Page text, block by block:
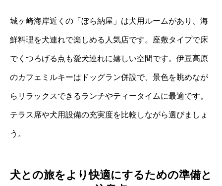
城ヶ崎海岸近くの「ぼら納屋」は犬用ルームがあり、海
鮮料理を犬連れで楽しめる人気店です。座敷タイプで床
でくつろげる点も愛犬連れに嬉しい空間です。伊豆高原
のカフェミルキーはドッグラン併設で、景色を眺めなが
らリラックスできるランチやティータイムに最適です。
テラス席や犬用設備の充実度を比較しながら選びましょ
う。
犬との旅をより快適にするための準備と